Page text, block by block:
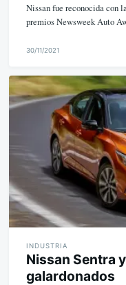
Nissan fue reconocida con
premios Newsweek Auto
i
k
e
30/11/2021
INDUSTRIA
Nissan Sentra
galardonados